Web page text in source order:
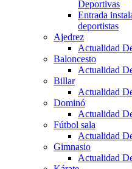
Deportivas
Entrada
deportistas
Ajedrez
Actualidad
Baloncesto
Actualidad
Billar
Actualidad
Dominó
Actualidad
Fútbol sala
Actualidad
Gimnasio
Actualidad